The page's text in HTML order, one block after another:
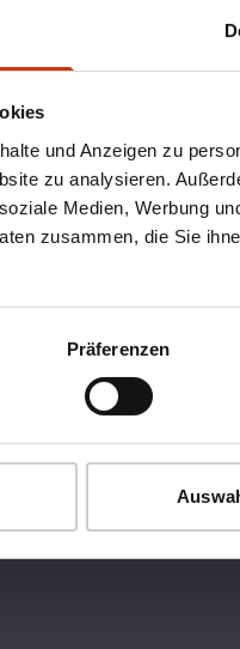
und Anzeigen zu
zu analysieren.
Medien, Werbung
zusammen, die Sie
Präferenzen
ANGESAGTE